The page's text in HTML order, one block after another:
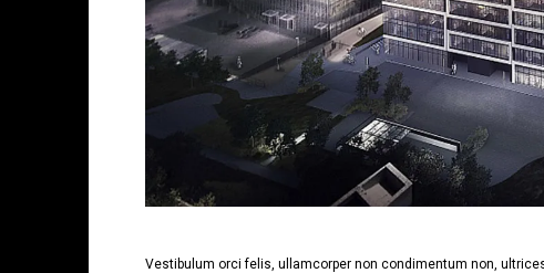
Vestibulum orci felis, ullamcorper non condimentum non,